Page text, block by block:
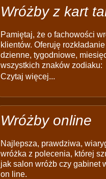
Wróżby z kart
Pamiętaj, że o fachowości
klientów. Oferuję
dzienne, tygodniowe,
wszystkich znaków zodiaku:
Czytaj więcej...
Wróżby online
Najlepsza, prawdziwa,
wróżka z polecenia, której
jak salon wróżb czy gabinet
on line.